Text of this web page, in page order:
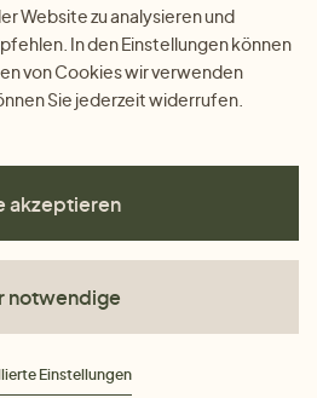
Cookies
Website zu analysieren und
In den Einstellungen können
von Cookies wir verwenden
Sie jederzeit widerrufen.
akzeptieren
notwendige
Einstellungen